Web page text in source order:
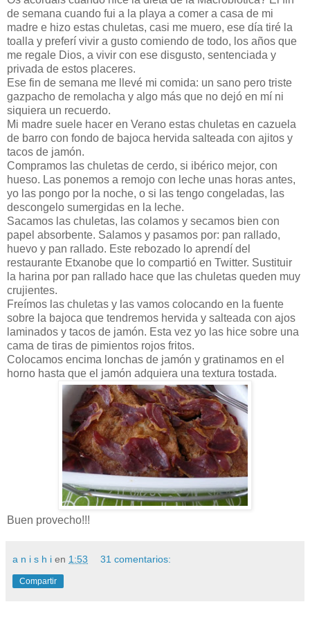
de semana cuando fui a la playa a comer a casa de mi
madre e hizo estas chuletas, casi me muero, ese día tiré la
toalla y preferí vivir a gusto comiendo de todo, los años que
me regale Dios, a vivir con ese disgusto, sentenciada y
privada de estos placeres.
Ese fin de semana me llevé mi comida: un sano pero triste
gazpacho de remolacha y algo más que no dejó en mí ni
siquiera un recuerdo.
Mi madre suele hacer en Verano estas chuletas en cazuela
de barro con fondo de bajoca hervida salteada con ajitos y
tacos de jamón.
Compramos las chuletas de cerdo, si ibérico mejor, con
hueso. Las ponemos a remojo con leche unas horas antes,
yo las pongo por la noche, o si las tengo congeladas, las
descongelo sumergidas en la leche.
Sacamos las chuletas, las colamos y secamos bien con
papel absorbente. Salamos y pasamos por: pan rallado,
huevo y pan rallado. Este rebozado lo aprendí del
restaurante Etxanobe que lo compartió en Twitter. Sustituir
la harina por pan rallado hace que las chuletas queden muy
crujientes.
Freímos las chuletas y las vamos colocando en la fuente
sobre la bajoca que tendremos hervida y salteada con ajos
laminados y tacos de jamón. Esta vez yo las hice sobre una
cama de tiras de pimientos rojos fritos.
Colocamos encima lonchas de jamón y gratinamos en el
horno hasta que el jamón adquiera una textura tostada.
Buen provecho!!!
a n i s h i en 1:53 31 comentarios:
Compartir